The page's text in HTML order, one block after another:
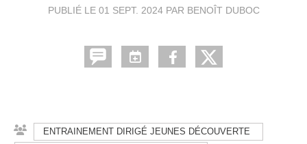
PUBLIÉ LE 01 SEPT. 2024PAR BENOÎT DUBOC
ENTRAINEMENT DIRIGÉ JEUNES DÉCOUVERTE